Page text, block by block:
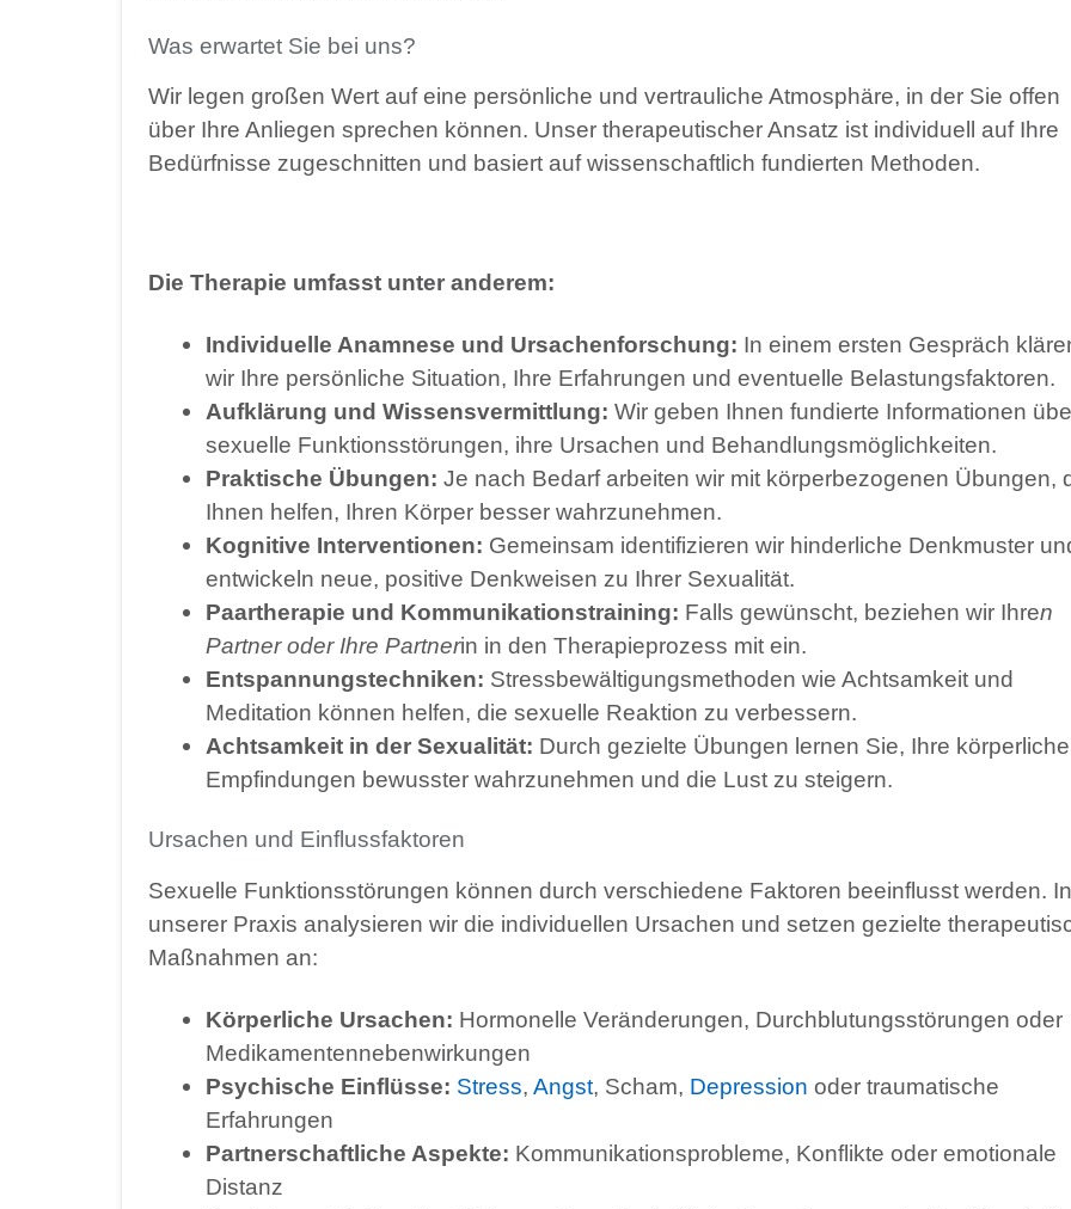
Was erwartet Sie bei uns?
Wir legen großen Wert auf eine persönliche und vertrauliche Atmosphäre, in der Sie offen
über Ihre Anliegen sprechen können. Unser therapeutischer Ansatz ist individuell auf Ihre
Bedürfnisse zugeschnitten und basiert auf wissenschaftlich fundierten Methoden.
Die Therapie umfasst unter anderem:
Individuelle Anamnese und Ursachenforschung: In einem ersten Gespräch
wir Ihre persönliche Situation, Ihre Erfahrungen und eventuelle Belastungsfaktoren.
Aufklärung und Wissensvermittlung: Wir geben Ihnen fundierte Informationen
sexuelle Funktionsstörungen, ihre Ursachen und Behandlungsmöglichkeiten.
Praktische Übungen: Je nach Bedarf arbeiten wir mit körperbezogenen Übungen,
Ihnen helfen, Ihren Körper besser wahrzunehmen.
Kognitive Interventionen: Gemeinsam identifizieren wir hinderliche Denkmuster
entwickeln neue, positive Denkweisen zu Ihrer Sexualität.
Paartherapie und Kommunikationstraining: Falls gewünscht, beziehen wir Ihren
Partner oder Ihre Partnerin in den Therapieprozess mit ein.
Entspannungstechniken: Stressbewältigungsmethoden wie Achtsamkeit und
Meditation können helfen, die sexuelle Reaktion zu verbessern.
Achtsamkeit in der Sexualität: Durch gezielte Übungen lernen Sie, Ihre
Empfindungen bewusster wahrzunehmen und die Lust zu steigern.
Ursachen und Einflussfaktoren
Sexuelle Funktionsstörungen können durch verschiedene Faktoren beeinflusst werden. In
unserer Praxis analysieren wir die individuellen Ursachen und setzen gezielte
Maßnahmen an:
Körperliche Ursachen: Hormonelle Veränderungen, Durchblutungsstörungen oder
Medikamentennebenwirkungen
Psychische Einflüsse: Stress, Angst, Scham, Depression oder traumatische
Erfahrungen
Partnerschaftliche Aspekte: Kommunikationsprobleme, Konflikte oder emotionale
Distanz